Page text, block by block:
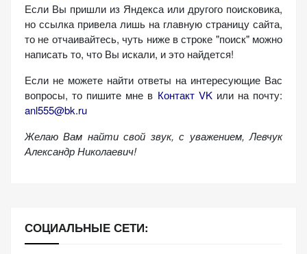
Если Вы пришли из Яндекса или другого поисковика,
но ссылка привела лишь на главную страницу сайта,
то не отчаивайтесь, чуть ниже в строке "поиск" можно
написать то, что Вы искали, и это найдется!
Если не можете найти ответы на интересующие Вас
вопросы, то пишите мне в Контакт VKили на почту:
anl555@bk.ru
Желаю Вам найти свой звук, с уважением, Левчук
Александр Николаевич!
СОЦИАЛЬНЫЕ СЕТИ: